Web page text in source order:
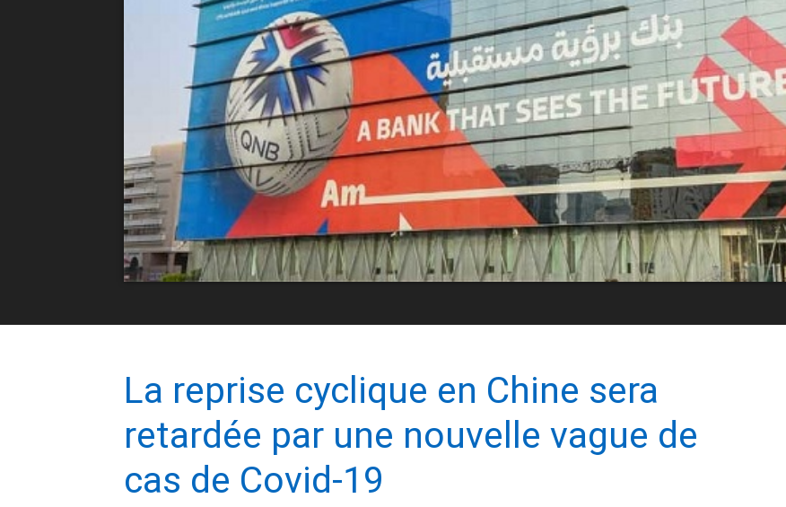
La reprise cyclique en Chine sera
retardée par une nouvelle vague de
cas de Covid-19